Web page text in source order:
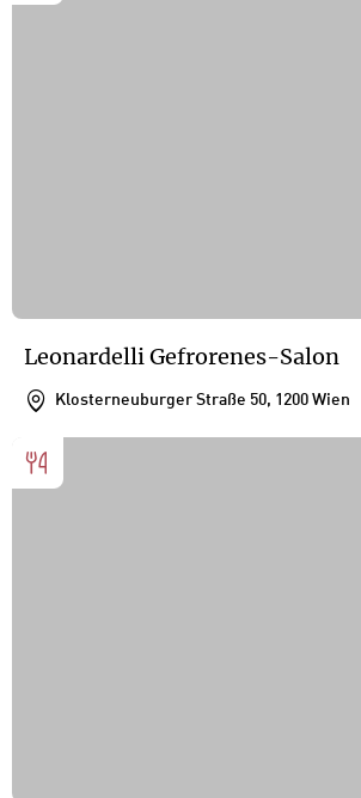
Leonardelli Gefrorenes-Salon
Klosterneuburger Straße 50, 1200 Wien